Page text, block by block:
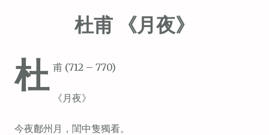
杜甫 《月夜》
杜 甫 (712 – 770)
《月夜》
今夜鄜州月，閨中隻獨看。